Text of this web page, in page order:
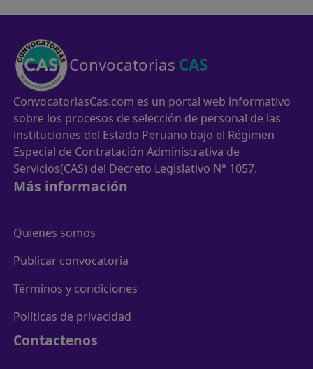
Convocatorias CAS
ConvocatoriasCas.com es un portal web informativo
sobre los procesos de selección de personal de las
instituciones del Estado Peruano bajo el Régimen
Especial de Contratación Administrativa de
Servicios(CAS) del Decreto Legislativo N° 1057.
Más información
Quienes somos
Publicar convocatoria
Términos y condiciones
Políticas de privacidad
Contactenos